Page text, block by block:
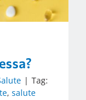
| Tag:
, salute